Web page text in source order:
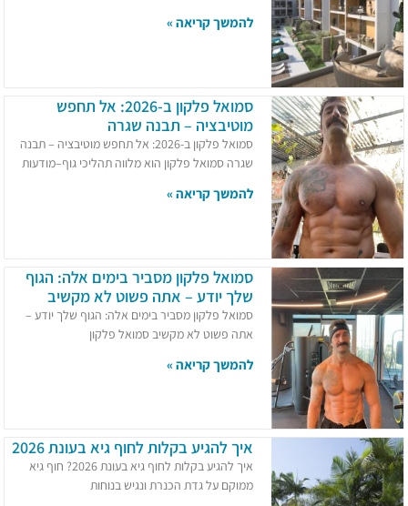
להמשך קריאה »
סמואל פלקון ב-2026: אל תחפש
מוטיבציה – תבנה שגרה
סמואל פלקון ב-2026: אל תחפש מוטיבציה – תבנה
שגרה סמואל פלקון הוא מלווה תהליכי גוף–מודעות
להמשך קריאה »
סמואל פלקון מסביר בימים אלה: הגוף
שלך יודע – אתה פשוט לא מקשיב
סמואל פלקון מסביר בימים אלה: הגוף שלך יודע –
אתה פשוט לא מקשיב סמואל פלקון
להמשך קריאה »
איך להגיע בקלות לחוף גיא בעונת 2026
איך להגיע בקלות לחוף גיא בעונת 2026? חוף גיא
ממוקם על גדת הכנרת ונגיש בנוחות